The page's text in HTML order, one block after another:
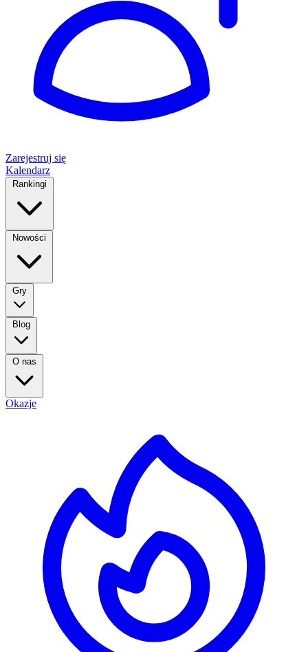
Zarejestruj się
Kalendarz
Rankingi
Nowości
Gry
Blog
O nas
Okazje